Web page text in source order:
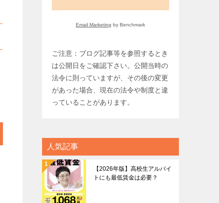
Email Marketing by Benchmark
ご注意：ブログ記事等を参照するとき
は公開日をご確認下さい。公開当時の
法令に則っていますが、その後の変更
があった場合、現在の法令や制度と違
っていることがあります。
人気記事
【2026年版】高校生アルバイ
トにも最低賃金は必要？